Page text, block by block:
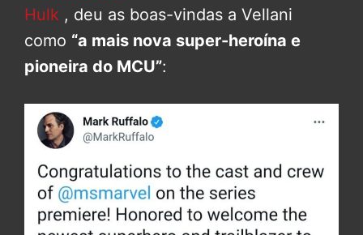
Hulk , deu as boas-vindas a Vellani
como “a mais nova super-heroína e
pioneira do MCU”: